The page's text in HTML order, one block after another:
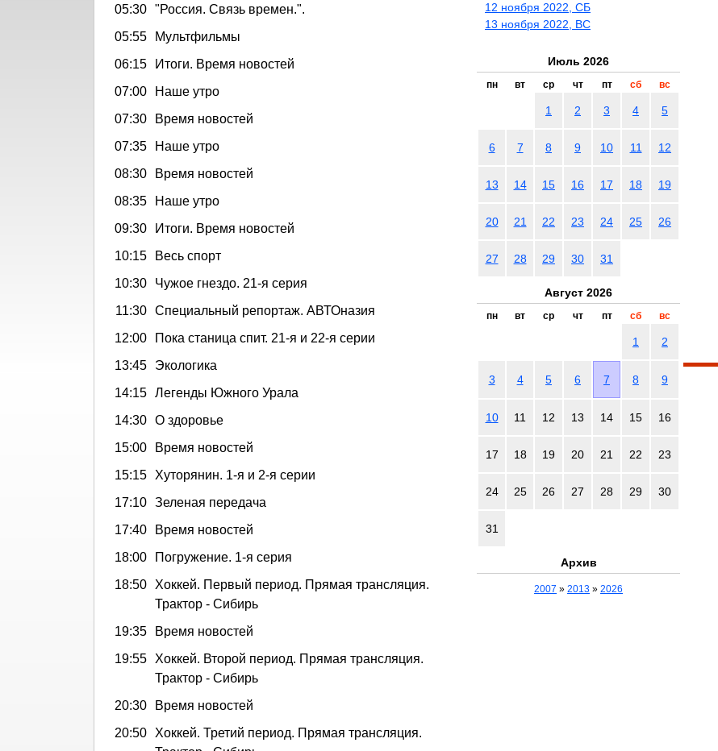
05:30 "Россия. Связь времен.".
05:55
Мультфильмы
06:15
Итоги. Время новостей
07:00
Наше утро
07:30
Время новостей
07:35
Наше утро
08:30
Время новостей
08:35
Наше утро
09:30
Итоги. Время новостей
10:15
Весь спорт
10:30
Чужое гнездо. 21-я серия
11:30 Специальный репортаж. АВТОназия
12:00
Пока станица спит. 21-я и 22-я серии
13:45
Экологика
14:15 Легенды Южного Урала
14:30 О здоровье
15:00
Время новостей
15:15
Хуторянин. 1-я и 2-я серии
17:10 Зеленая передача
17:40
Время новостей
18:00
Погружение. 1-я серия
18:50
Хоккей. Первый период. Прямая трансляция.
Трактор - Сибирь
19:35
Время новостей
19:55
Хоккей. Второй период. Прямая трансляция.
Трактор - Сибирь
20:30
Время новостей
20:50
Хоккей. Третий период. Прямая трансляция.
12 ноября 2022, СБ
13 ноября 2022, ВС
Июль 2026
пн вт ср чт пт сб вс
1 2 3 4 5
6 7 8 9 10 11 12
13 14 15 16 17 18 19
20 21 22 23 24 25 26
27 28 29 30 31
Август 2026
пн вт ср чт пт сб вс
1 2
3 4 5 6 7 8 9
10 11 12 13 14 15 16
17 18 19 20 21 22 23
24 25 26 27 28 29 30
31
Архив
2007 » 2013 » 2026